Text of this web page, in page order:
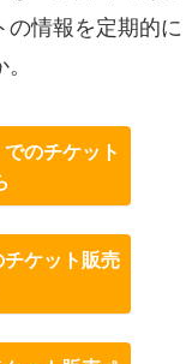
情報を定期的に
のチケット
ケット販売